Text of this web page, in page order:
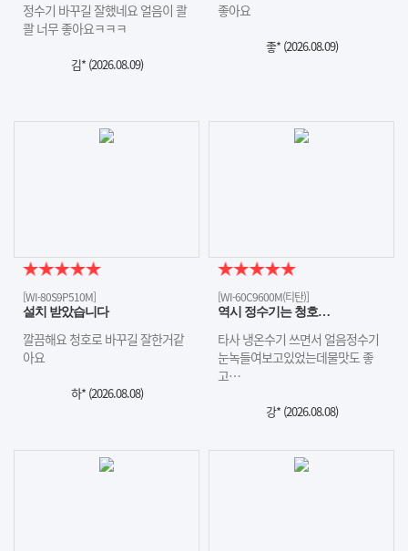
정수기 바꾸길 잘했네요 얼음이 콸
콸 너무 좋아요ㅋㅋㅋ
김* (2026.08.09)
좋아요
좋* (2026.08.09)
[WI-80S9P510M]
설치 받았습니다
깔끔해요 청호로 바꾸길 잘한거같
아요
하* (2026.08.08)
[WI-60C9600M(티탄)]
역시 정수기는 청호…
타사 냉온수기 쓰면서 얼음정수기
눈녹들여보고있었는데물맛도 좋
고…
강* (2026.08.08)